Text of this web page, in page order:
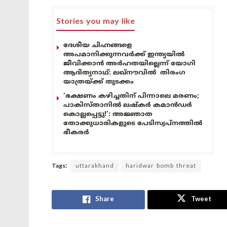
Stories you may like
ദേശീയ ചിഹ്നങ്ങളെ
അപമാനിക്കുന്നവർക്ക് ഇന്ത്യയിൽ
ജീവിക്കാൻ അർഹതയില്ലെന്ന് യോഗി
ആദിത്യനാഥ്: ലഖ്‌നൗവിൽ തിരംഗ
യാത്രയ്ക്ക് തുടക്കം
‘ഭക്ഷണം കഴിച്ചതിന് പിന്നാലെ മരണം;
പാകിസ്താനിൽ ലഷ്കർ കമാൻഡർ
കൊല്ലപ്പെട്ടു!’: അജ്ഞാത
തോക്കുധാരികളുടെ പേടിസ്വപ്നത്തിൽ
ഭീകരർ
Tags: uttarakhand haridwar bomb threat
Share Tweet